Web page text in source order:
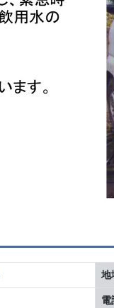
地
電